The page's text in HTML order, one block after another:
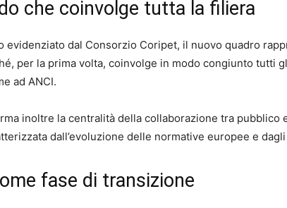
che coinvolge tutta la filiera
evidenziato dal Consorzio Coripet, il nuovo quadro
per la prima volta, coinvolge in modo congiunto tutti
ad ANCI.
inoltre la centralità della collaborazione tra
dall’evoluzione delle normative europee e
fase di transizione